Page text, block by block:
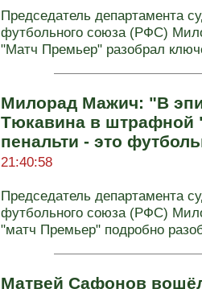
Председатель департамента
футбольного союза (РФС)
"Матч Премьер" разобрал
Милорад Мажич: "В
Тюкавина в штрафной
пенальти - это
21:40:58
Председатель департамента
футбольного союза (РФС)
"матч Премьер" подробно
Матвей Сафонов